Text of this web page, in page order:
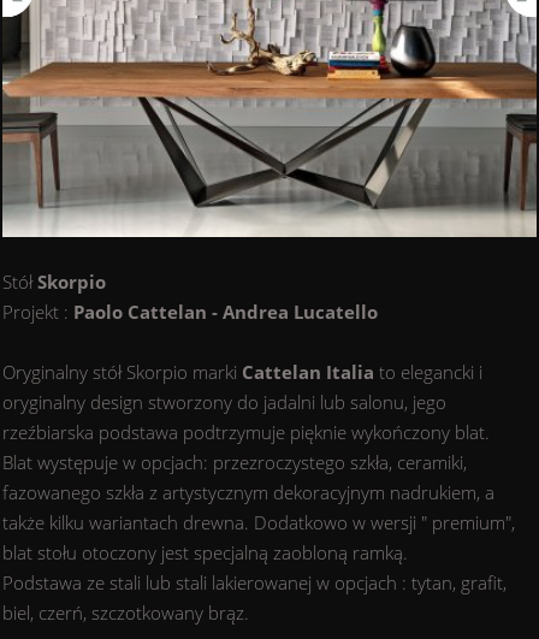
StółSkorpio
Projekt : Paolo Cattelan - Andrea Lucatello
Oryginalny stół Skorpio marki Cattelan Italia to elegancki i
oryginalny design stworzony do jadalni lub salonu, jego
rzeźbiarska podstawa podtrzymuje pięknie wykończony blat.
Blat występuje w opcjach: przezroczystego szkła, ceramiki,
fazowanego szkła z artystycznym dekoracyjnym nadrukiem, a
także kilku wariantach drewna. Dodatkowo w wersji " premium",
blat stołu otoczony jest specjalną zaobloną ramką.
Podstawa ze stali lub stali lakierowanej w opcjach : tytan, grafit,
biel, czerń, szczotkowany brąz.